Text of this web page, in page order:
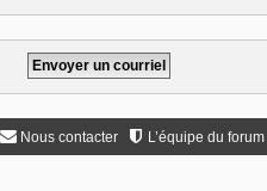
L’équipe du forum
Nous contacter